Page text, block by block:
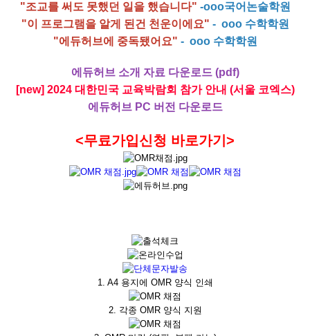
"조교를 써도 못했던 일을 했습니다" -ooo국어논술학원
"이 프로그램을 알게 된건 천운이에요" - ooo 수학학원
"에듀허브에 중독됐어요" - ooo 수학학원
에듀허브 소개 자료 다운로드 (pdf)
[new] 2024 대한민국 교육박람회 참가 안내 (서울 코엑스)
에듀허브 PC 버전 다운로드
<무료가입신청 바로가기>
1. A4 용지에 OMR 양식 인쇄
2. 각종 OMR 양식 지원